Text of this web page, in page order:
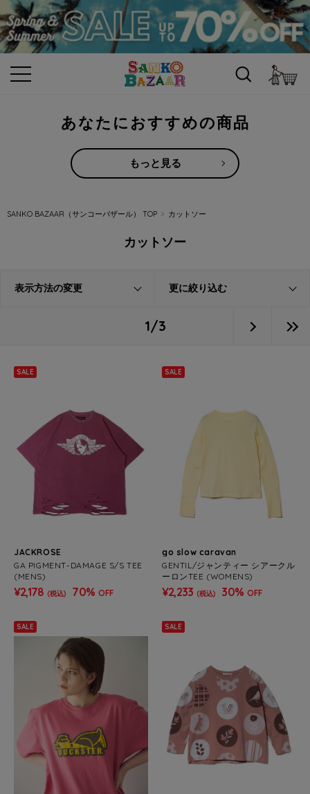
あなたにおすすめの商品
もっと見る
SANKO BAZAAR（サンコーバザール） TOP カットソー
カットソー
表示方法の変更 更に絞り込む
1/3
SALE
JACKROSE
GA PIGMENT-DAMAGE S/S TEE
(MENS)
¥2,178 (税込) 70% OFF
SALE
go slow caravan
GENTIL/ジャンティー シアークル
ーロンTEE (WOMENS)
¥2,233 (税込) 30% OFF
SALE SALE